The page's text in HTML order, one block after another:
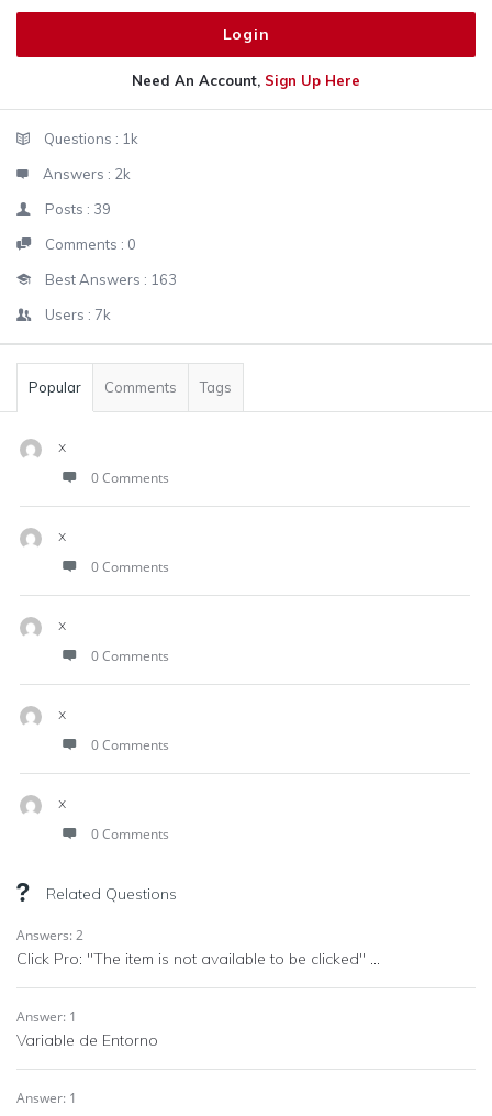
Need An Account, Sign Up Here
StatsQuestions : 1k
Answers : 2k
Posts : 39
Comments : 0
Best Answers : 163
Users : 7k
Popular Comments Tags
x
0 Comments
x
0 Comments
x
0 Comments
x
0 Comments
x
0 Comments
Related Questions
Answers: 2
Click Pro: "The item is not available to be clicked" ...
Answer: 1
Variable de Entorno
Answer: 1